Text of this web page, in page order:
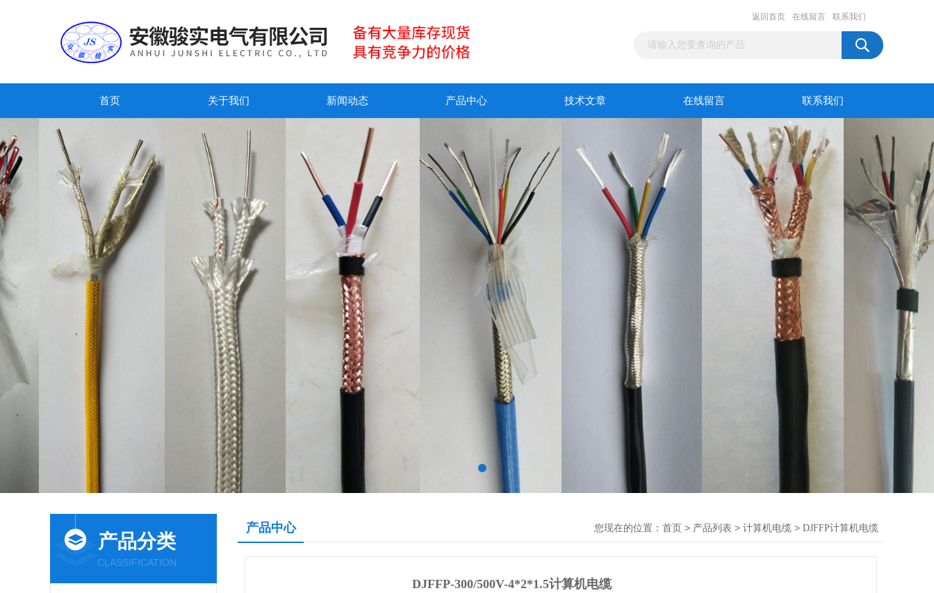
返回首页 在线留言 联系我们
首页 关于我们 新闻动态 产品中心 技术文章 在线留言 联系我们
产品分类
CLASSIFICATION
产品中心 您现在的位置： 首页 > 产品列表 > 计算机电缆 > DJFFP计算机电缆
DJFFP-300/500V-4*2*1.5计算机电缆